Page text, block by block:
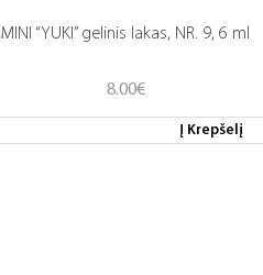
MINI “YUKI” gelinis lakas, NR. 9, 6 ml
8.00€
Į Krepšelį